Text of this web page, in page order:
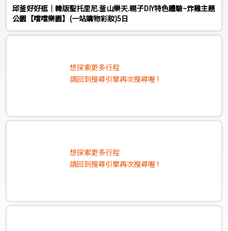
邱釜好好逛｜韓版聖托里尼.釜山樂天.親子DIY特色體驗~炸雞主題
公園【噹噹樂園】(一站購物彩妝)5日
想探索更多行程
請回到搜尋引擎再次搜尋喔 !
想探索更多行程
請回到搜尋引擎再次搜尋喔 !